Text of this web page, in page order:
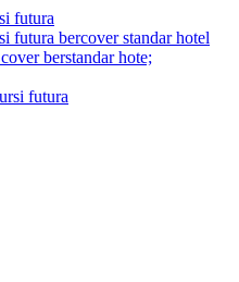
futura
futura bercover standar hotel
berstandar hote;
futura